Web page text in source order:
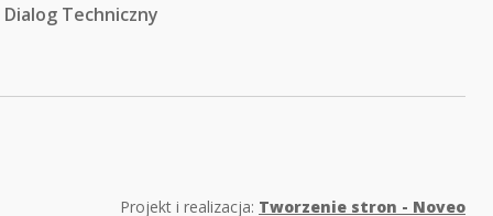
Dialog Techniczny
Projekt i realizacja: Tworzenie stron - Noveo